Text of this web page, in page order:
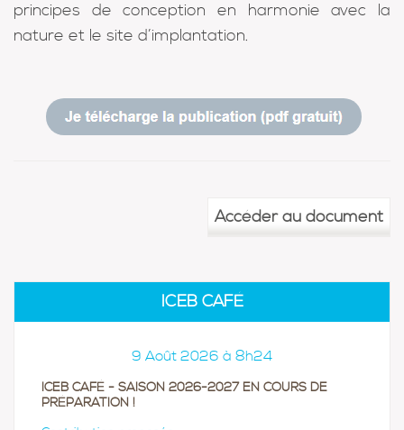
principes de conception en harmonie avec la
nature et le site d’implantation.
Accéder au document
ICEB CAFÉ
9 Août 2026 à 8h24
ICEB CAFÉ - SAISON 2026-2027 EN COURS DE
PRÉPARATION !